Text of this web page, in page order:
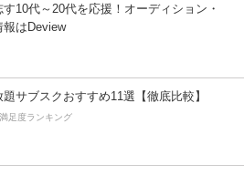
10代～20代を応援！オーディション・
報はDeview
サブスクおすすめ11選【徹底比較】
足度ランキング